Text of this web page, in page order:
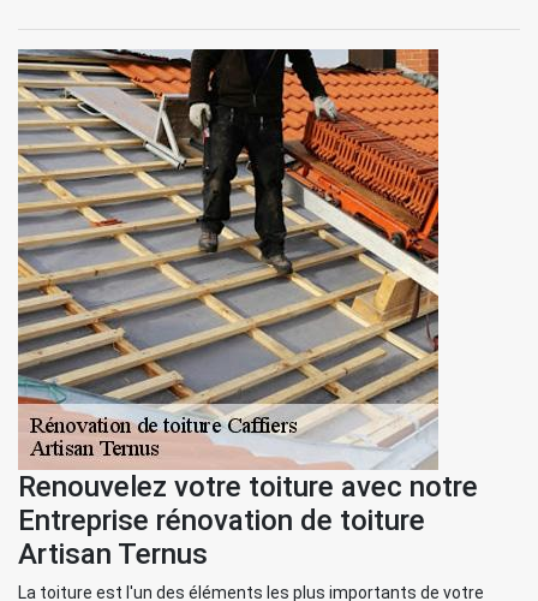
Renouvelez votre toiture avec notre
Entreprise rénovation de toiture
Artisan Ternus
La toiture est l'un des éléments les plus importants de votre